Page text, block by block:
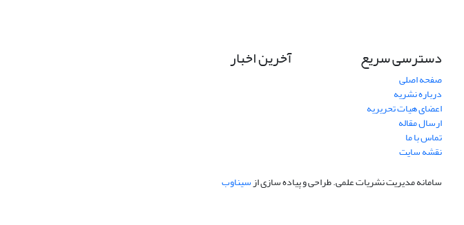
دسترسی سریع
صفحه اصلی
درباره نشریه
اعضای هیات تحریریه
ارسال مقاله
تماس با ما
نقشه سایت
آخرین اخبار
سامانه مدیریت نشریات علمی.طراحی و پیاده سازی ازسیناوب